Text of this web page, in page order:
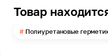
Внутри помещений,
0.6
Товар
Полиуретановые